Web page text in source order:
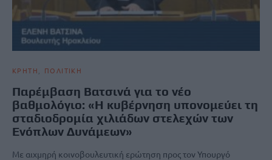
ΚΡΗΤΗ ΠΟΛΙΤΙΚΗ
Παρέμβαση Βατσινά για το νέο
βαθμολόγιο: «Η κυβέρνηση υπονομεύει τη
σταδιοδρομία χιλιάδων στελεχών των
Ενόπλων Δυνάμεων»
Με αιχμηρή κοινοβουλευτική ερώτηση προς τον Υπουργό